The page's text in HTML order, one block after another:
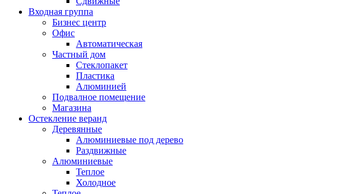
Входная группа
Бизнес центр
Офис
Автоматическая
Частный дом
Стеклопакет
Пластика
Алюминией
Подвалное помещение
Магазина
Остекление веранд
Деревянные
Алюминиевые под дерево
Раздвижные
Алюминиевые
Теплое
Холодное